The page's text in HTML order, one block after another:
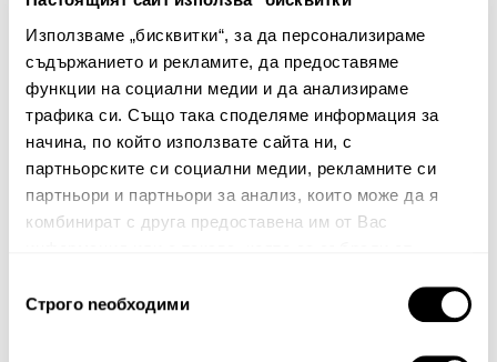
Използваме „бисквитки“, за да персонализираме
съдържанието и рекламите, да предоставяме
функции на социални медии и да анализираме
трафика си. Също така споделяме информация за
начина, по който използвате сайта ни, с
партньорските си социални медии, рекламните си
партньори и партньори за анализ, които може да я
комбинират с друга предоставена им от Вас
наСтрого nеобходими
Няма мнения за този продукт.
Споделете Вашето мнение
Име